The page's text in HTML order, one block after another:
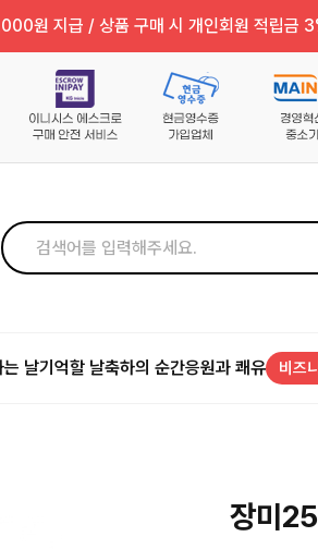
원 지급 / 상품 구매 시 개인회원 적립금
는 날기억할 날축하의 순간응원과 쾌유 비즈
장미